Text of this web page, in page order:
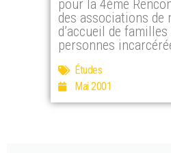
pour la 4ème
des associations de
d’accueil de
personnes
Études
Mai 2001